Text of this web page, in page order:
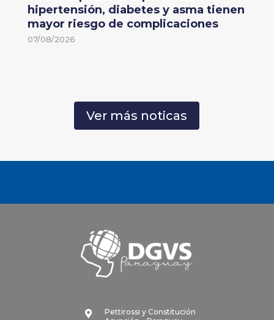
hipertensión, diabetes y asma tienen
mayor riesgo de complicaciones
07/08/2026
Ver más noticas

Pettirossi y Constitución